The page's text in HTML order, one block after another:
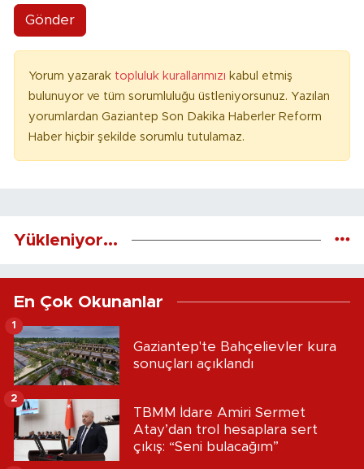
Gönder
Yorum yazarak topluluk kurallarımızı kabul etmiş
bulunuyor ve tüm sorumluluğu üstleniyorsunuz. Yazılan
yorumlardan Gaziantep Son Dakika Haberler Reform
Haber hiçbir şekilde sorumlu tutulamaz.
Yükleniyor...
En Çok Okunanlar
Gaziantep'te Bahçelievler kura
sonuçları açıklandı
1
TBMM İdare Amiri Sermet
Atay’dan trol hesaplara sert
çıkış: “Seni bulacağım”
2